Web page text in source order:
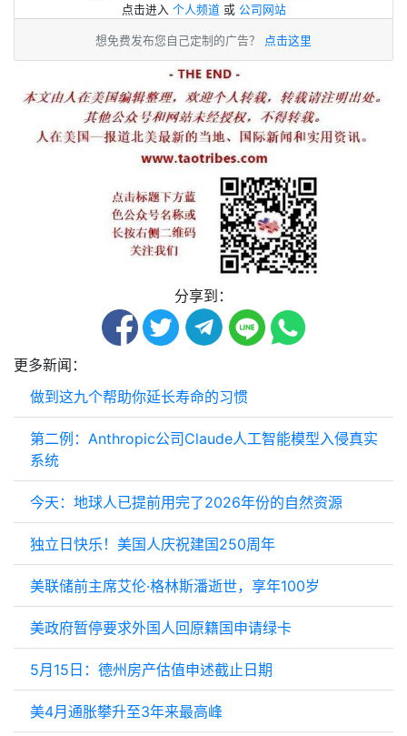
点击进入 个人频道 或 公司网站
想免费发布您自己定制的广告？ 点击这里
分享到：
更多新闻：
做到这九个帮助你延长寿命的习惯
第二例：Anthropic公司Claude人工智能模型入侵真实
系统
今天：地球人已提前用完了2026年份的自然资源
独立日快乐！美国人庆祝建国250周年
美联储前主席艾伦·格林斯潘逝世，享年100岁
美政府暂停要求外国人回原籍国申请绿卡
5月15日：德州房产估值申述截止日期
美4月通胀攀升至3年来最高峰